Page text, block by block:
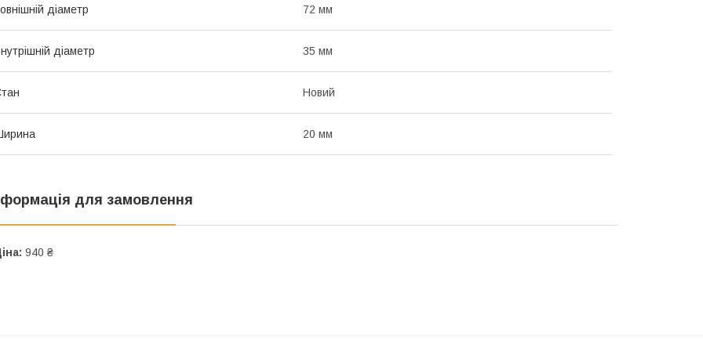
діаметр 72 мм
діаметр 35 мм
Новий
20 мм
для замовлення
940 ₴